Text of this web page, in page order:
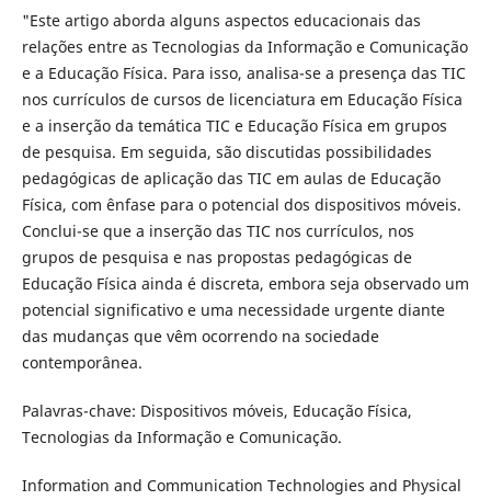
"Este artigo aborda alguns aspectos educacionais das
relações entre as Tecnologias da Informação e Comunicação
e a Educação Física. Para isso, analisa-se a presença das TIC
nos currículos de cursos de licenciatura em Educação Física
e a inserção da temática TIC e Educação Física em grupos
de pesquisa. Em seguida, são discutidas possibilidades
pedagógicas de aplicação das TIC em aulas de Educação
Física, com ênfase para o potencial dos dispositivos móveis.
Conclui-se que a inserção das TIC nos currículos, nos
grupos de pesquisa e nas propostas pedagógicas de
Educação Física ainda é discreta, embora seja observado um
potencial significativo e uma necessidade urgente diante
das mudanças que vêm ocorrendo na sociedade
contemporânea.
Palavras-chave: Dispositivos móveis, Educação Física,
Tecnologias da Informação e Comunicação.
Information and Communication Technologies and Physical